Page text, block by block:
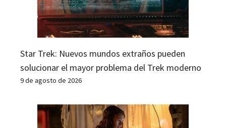
Star Trek: Nuevos mundos extraños pueden
solucionar el mayor problema del Trek moderno
9 de agosto de 2026